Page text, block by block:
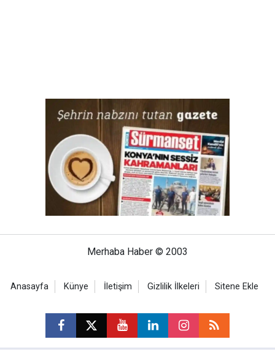
Merhaba Haber © 2003
Anasayfa Künye İletişim Gizlilik İlkeleri Sitene Ekle